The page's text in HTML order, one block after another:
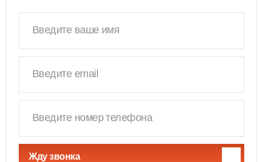
Жду звонка